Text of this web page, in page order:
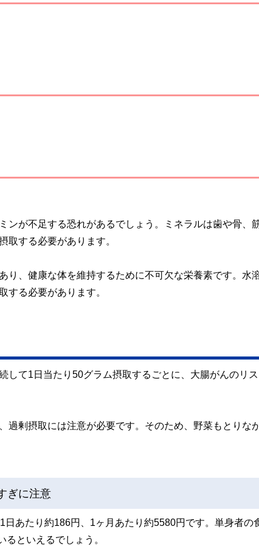
ンが不足する恐れがあるでしょう。ミネラルは歯や骨、
取する必要があります。
り、健康な体を維持するために不可欠な栄養素です。水
する必要があります。
して1日当たり50グラム摂取するごとに、大腸がんのリ
過剰摂取には注意が必要です。そのため、野菜もとりな
ぎに注意
あたり約186円、1ヶ月あたり約5580円です。単身者の
といえるでしょう。